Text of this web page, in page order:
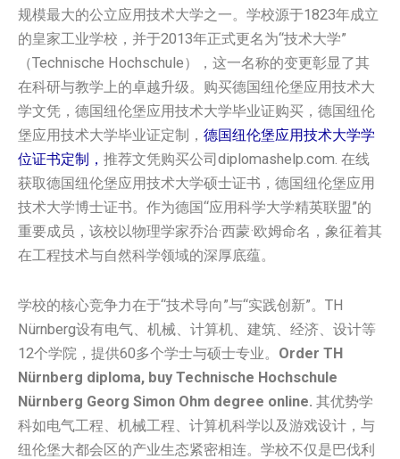
规模最大的公立应用技术大学之一。学校源于1823年成立
的皇家工业学校，并于2013年正式更名为“技术大学”
（Technische Hochschule），这一名称的变更彰显了其
在科研与教学上的卓越升级。购买德国纽伦堡应用技术大
学文凭，德国纽伦堡应用技术大学毕业证购买，德国纽伦
堡应用技术大学毕业证定制， 德国纽伦堡应用技术大学学
位证书定制， 推荐文凭购买公司diplomashelp.com. 在线
获取德国纽伦堡应用技术大学硕士证书，德国纽伦堡应用
技术大学博士证书。作为德国“应用科学大学精英联盟”的
重要成员，该校以物理学家乔治·西蒙·欧姆命名，象征着其
在工程技术与自然科学领域的深厚底蕴。
学校的核心竞争力在于“技术导向”与“实践创新”。TH
Nürnberg设有电气、机械、计算机、建筑、经济、设计等
12个学院，提供60多个学士与硕士专业。 Order TH
Nürnberg diploma, buy Technische Hochschule
Nürnberg Georg Simon Ohm degree online. 其优势学
科如电气工程、机械工程、计算机科学以及游戏设计，与
纽伦堡大都会区的产业生态紧密相连。学校不仅是巴伐利